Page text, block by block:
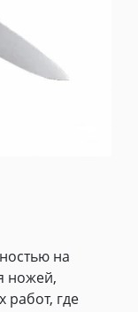
на
ножей,
работ, где